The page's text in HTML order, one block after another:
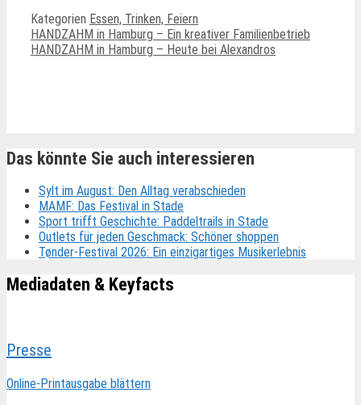
Kategorien Essen, Trinken, Feiern
HANDZAHM in Hamburg – Ein kreativer Familienbetrieb
HANDZAHM in Hamburg – Heute bei Alexandros
Das könnte Sie auch interessieren
Sylt im August: Den Alltag verabschieden
MAMF: Das Festival in Stade
Sport trifft Geschichte: Paddeltrails in Stade
Outlets für jeden Geschmack: Schöner shoppen
Tønder-Festival 2026: Ein einzigartiges Musikerlebnis
Mediadaten & Keyfacts
Presse
Online-Printausgabe blättern